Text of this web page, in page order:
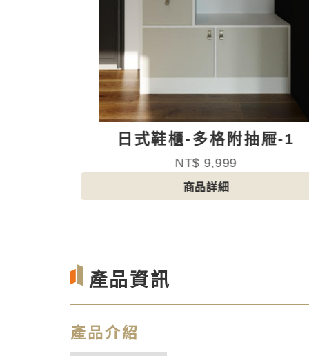
日式鞋櫃-多格附抽屜-2
NT$ 12,799
商品詳細
產品資訊
產品介紹